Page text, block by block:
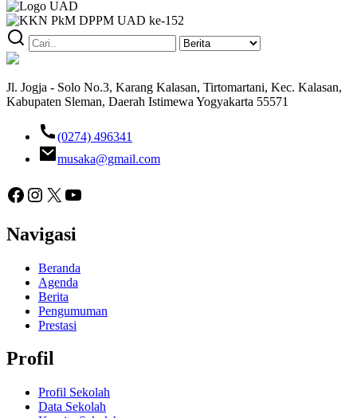
Jl. Jogja - Solo No.3, Karang Kalasan, Tirtomartani, Kec. Kalasan,
Kabupaten Sleman, Daerah Istimewa Yogyakarta 55571
(0274) 496341
musaka@gmail.com
Facebook
Instagram
X YouTube
Navigasi
Beranda
Agenda
Berita
Pengumuman
Prestasi
Profil
Profil Sekolah
Data Sekolah